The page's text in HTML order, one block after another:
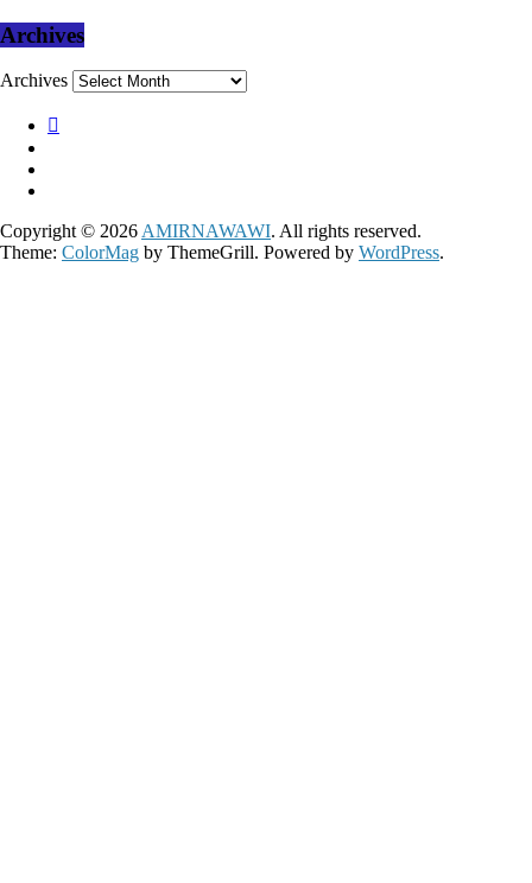
Archives
Archives
Copyright © 2026 AMIRNAWAWI. All rights reserved.
Theme: ColorMag by ThemeGrill. Powered by WordPress.